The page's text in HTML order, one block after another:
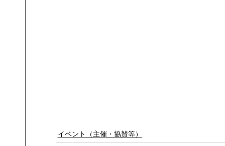
イベント（主催・協賛等）